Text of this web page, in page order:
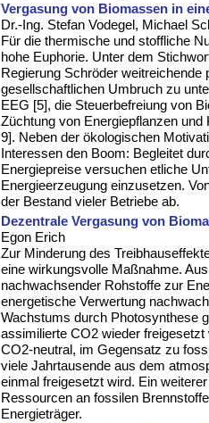
Vergasung von Biomassen in
Dr.-Ing. Stefan Vodegel, Michael
Für die thermische und stoffliche
hohe Euphorie. Unter dem
Regierung Schröder
gesellschaftlichen Umbruch zu
EEG [5], die Steuerbefreiung von
Züchtung von Energiepflanzen
9]. Neben der ökologischen
Interessen den Boom: Begleitet
Energiepreise versuchen etliche
Energieerzeugung einzusetzen.
der Bestand vieler Betriebe ab.
Dezentrale Vergasung von
Egon Erich
Zur Minderung des
eine wirkungsvolle Maßnahme.
nachwachsender Rohstoffe zur
energetische Verwertung
Wachstums durch Photosynthese
assimilierte CO2 wieder
CO2-neutral, im Gegensatz zu
viele Jahrtausende aus dem
einmal freigesetzt wird. Ein
Ressourcen an fossilen
Energieträger.